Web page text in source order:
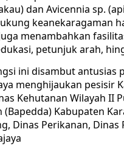
dan Avicennia sp.
keanekaragaman
menambahkan
petunjuk arah,
ini disambut antusias
menghijaukan pesisir
Kehutanan Wilayah II
Kabupaten
Dinas Perikanan, Dinas